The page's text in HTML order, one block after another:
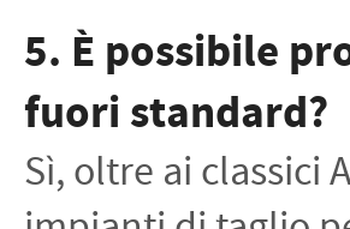
5. È possibile
fuori standard?
Sì, oltre ai classici